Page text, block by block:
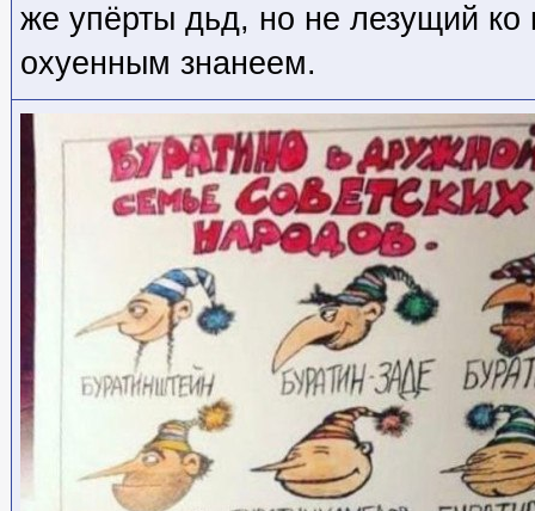
же упёрты дьд, но не лезущий
охуенным знанеем.